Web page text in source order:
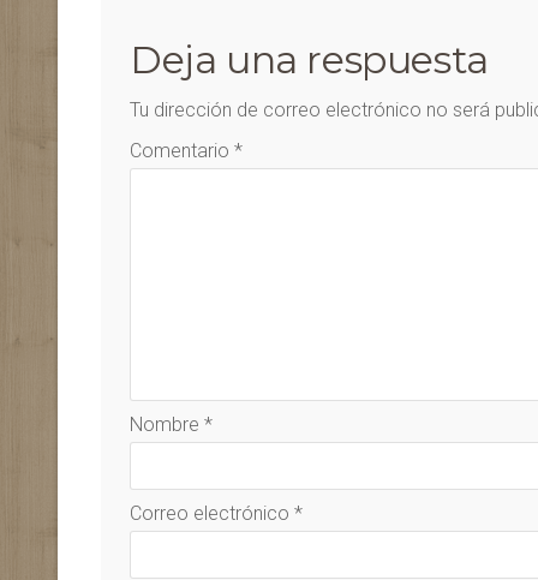
Deja una respuesta
Tu dirección de correo electrónico no será
Comentario *
Nombre *
Correo electrónico *